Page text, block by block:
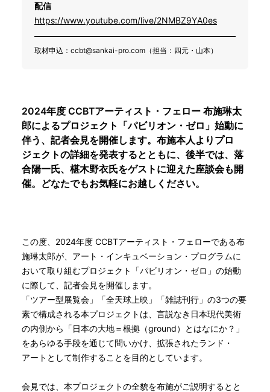
配信
https://www.youtube.com/live/2NMBZ9YA0es
取材申込：ccbt@sankai-pro.com（担当：四元・山本）
2024年度 CCBTアーティスト・フェロー 布施琳太
郎によるプロジェクト「パビリオン・ゼロ」始動に
伴う、記者会見を開催します。布施本人よりプロ
ジェクトの詳細を発表するとともに、後半では、落
合陽一氏、椹木野衣氏をゲストに迎えた座談会も開
催。どなたでもお気軽にお越しください。
この度、2024年度 CCBTアーティスト・フェローである布
施琳太郎が、アート・インキュベーション・プログラムに
おいて取り組むプロジェクト「パビリオン・ゼロ」の始動
に際して、記者会見を開催します。
「ツアー型展覧会」「全天球上映」「雑誌刊行」の3つの要
素で構成される本プロジェクトは、言説なき日本現代美術
の内側から「日本の大地＝根拠（ground）とはなにか？」
をあらゆる手段を通じて問いかけ、拡張されたランド・
アートとして制作することを目的としています。
会見では、本プロジェクトの全貌を布施がご説明するとと